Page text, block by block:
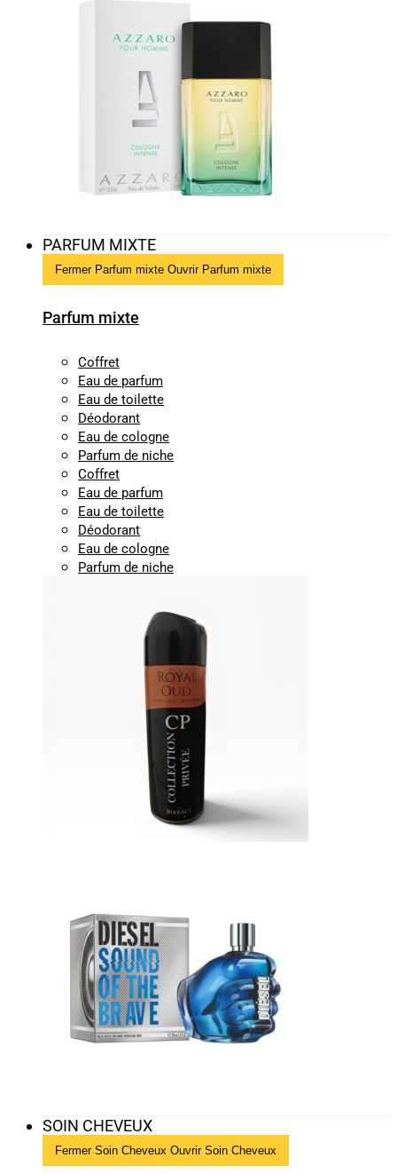
PARFUM MIXTE
Fermer Parfum mixte Ouvrir Parfum mixte
Parfum mixte
Coffret
Eau de parfum
Eau de toilette
Déodorant
Eau de cologne
Parfum de niche
Coffret
Eau de parfum
Eau de toilette
Déodorant
Eau de cologne
Parfum de niche
SOIN CHEVEUX
Fermer Soin Cheveux Ouvrir Soin Cheveux